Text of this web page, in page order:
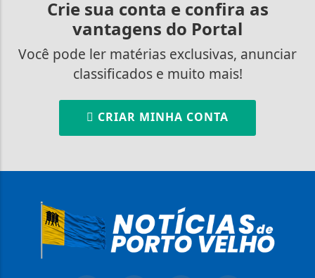
Crie sua conta e confira as
vantagens do Portal
Você pode ler matérias exclusivas, anunciar
classificados e muito mais!
CRIAR MINHA CONTA